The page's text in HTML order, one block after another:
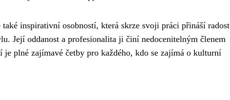
inspirativní osobností, která skrze svoji práci přináší radost
Její oddanost a profesionalita ji činí nedocenitelným členem
plné zajímavé četby pro každého, kdo se zajímá o kulturní